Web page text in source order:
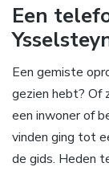
Een
Een gemiste
gezien hebt? Of
een inwoner of
vinden ging tot
de gids. Heden